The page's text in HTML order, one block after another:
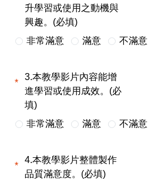
升學習或使用之動機與
興趣。(必填)
非常滿意
滿意 不滿意
3.本教學影片內容能增
進學習或使用成效。(必
填)
非常滿意
滿意 不滿意
4.本教學影片整體製作
品質滿意度。(必填)